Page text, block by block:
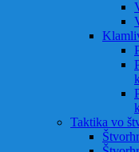
Taktika vo